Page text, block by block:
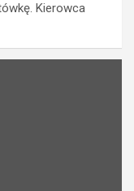
Kierowca